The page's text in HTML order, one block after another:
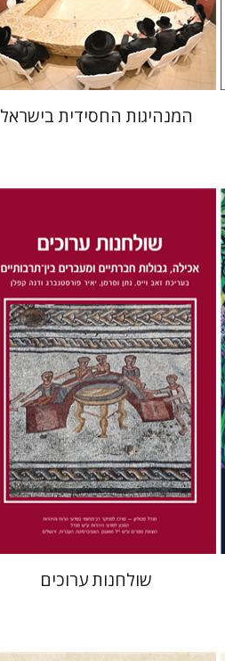
הנחת אתר ספר מודפס
$46
$41
המנהיגות החסידית בישראל
דנה קפלן נתן וסרמן
זאב וייס
יאיר פורסטנברג
הנחת אתר ספר מודפס
$46
$41
שולחנות ערוכים